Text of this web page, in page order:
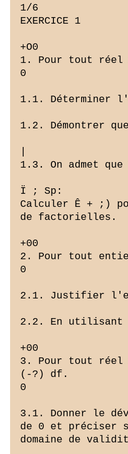
1/6
EXERCICE 1
+O0
1. Pour tout
0
1.1. Déterminer
1.2. Démontrer
1.3. On admet
Ï ; Sp:
Calculer Ê + ;)
de factorielles.
+00
2. Pour tout
0
2.1. Justifier
2.2. En utilisant
+00
3. Pour tout réel
(-?) df.
0
3.1. Donner le
de 0 et préciser
domaine de